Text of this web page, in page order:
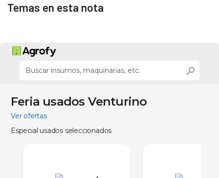
Temas en esta nota
Feria usados Venturino
Ver ofertas
Especial usados seleccionados